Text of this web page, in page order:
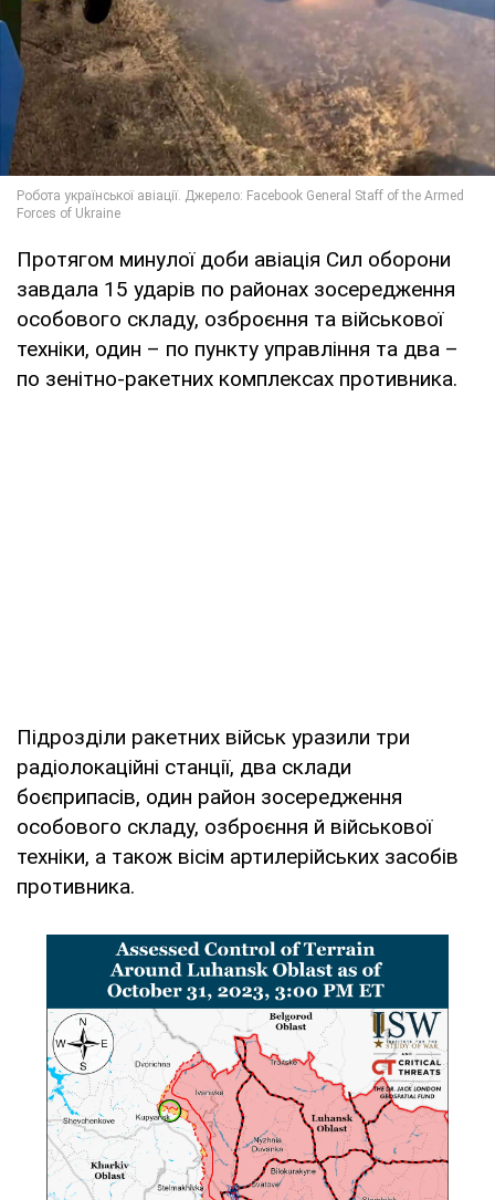
Протягом минулої доби авіація Сил оборони
завдала 15 ударів по районах зосередження
особового складу, озброєння та військової
техніки, один – по пункту управління та два –
по зенітно-ракетних комплексах противника.
Підрозділи ракетних військ уразили три
радіолокаційні станції, два склади
боєприпасів, один район зосередження
особового складу, озброєння й військової
техніки, а також вісім артилерійських засобів
противника.